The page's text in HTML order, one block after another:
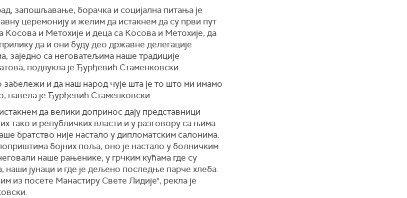
запошљавање, борачка и социјална питања је
церемонију и желим да истакнем да су први пут
Косова и Метохије и деца са Косова и Метохије, да
да и они буду део државне делегације
заједно са неговатељима наше традиције
подвукла је Ђурђевић Стаменковски.
забележи и да наш народ чује шта је то што ми имамо
навела је Ђурђевић Стаменковски.
да велики допринос дају представници
тако и републичких власти и у разговору са њима
братство није настало у дипломатским салонима.
бојних поља, оно је настало у болничким
наше рањенике, у грчким кућама где су
наши јунаци и где је дељено последње парче хлеба.
из посете Манастиру Свете Лидије", рекла је